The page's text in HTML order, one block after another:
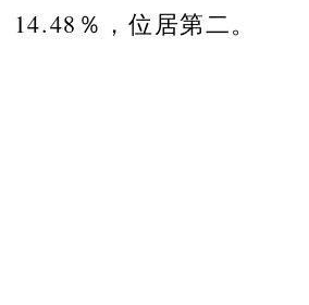
14.48％，位居第二。